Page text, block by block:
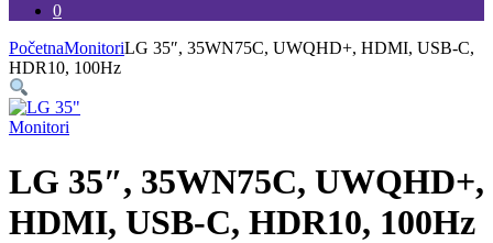
0
PočetnaMonitoriLG 35″, 35WN75C, UWQHD+, HDMI, USB-C,
HDR10, 100Hz
Monitori
LG 35″, 35WN75C, UWQHD+,
HDMI, USB-C, HDR10, 100Hz